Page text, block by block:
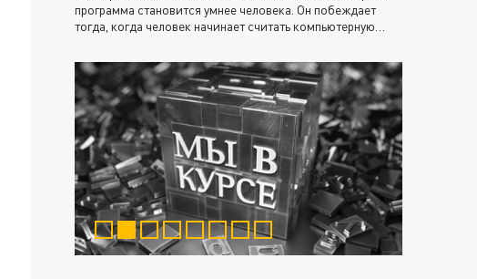
программа становится умнее человека. Он побеждает
тогда, когда человек начинает считать компьютерную